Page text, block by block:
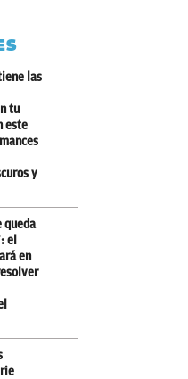
las
tu
este
y
queda
el
en